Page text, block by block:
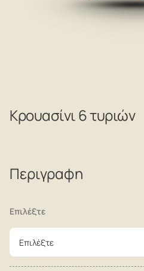
Κρουασίνι 6 τυριών
Περιγραφη
Επιλέξτε
Επιλέξτε